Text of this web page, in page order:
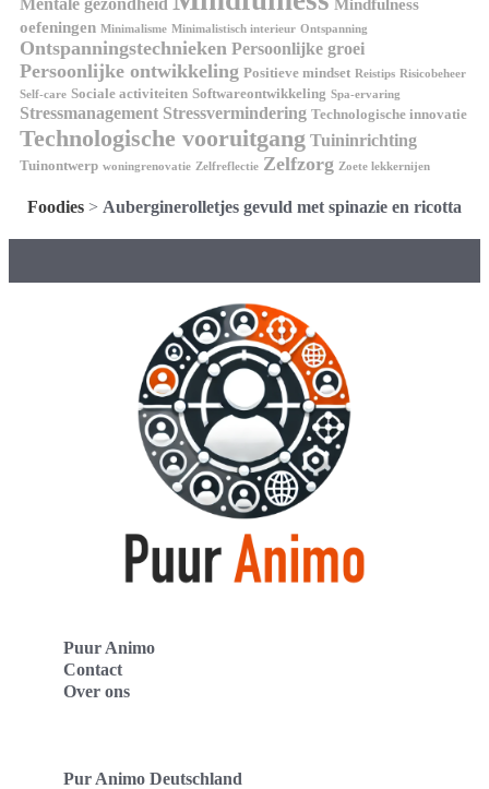
Mindfulness
oefeningen Minimalisme Minimalistisch interieur Ontspanning
Ontspanningstechnieken Persoonlijke groei
Persoonlijke ontwikkeling Positieve mindset Reistips Risicobeheer
Self-care Sociale activiteiten Softwareontwikkeling Spa-ervaring
Stressmanagement Stressvermindering Technologische innovatie
Technologische vooruitgang Tuininrichting
Tuinontwerp woningrenovatie Zelfreflectie Zelfzorg Zoete lekkernijen
Foodies > Auberginerolletjes gevuld met spinazie en ricotta
Puur Animo
Contact
Over ons
Pur Animo Deutschland